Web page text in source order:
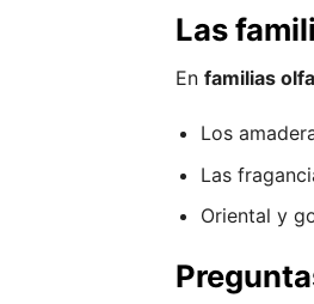
Las
En familias
Los
Las
Oriental y